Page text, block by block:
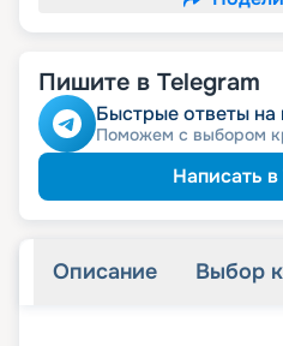
Пишите в Telegram
Быстрые ответы
Поможем с выбором
Написать в
Описание Выбор